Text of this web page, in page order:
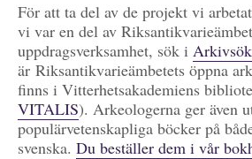
För att ta del av de projekt vi
vi var en del av
uppdragsverksamhet, sök i Arkivsök
är Riksantikvarieämbetets öppna
finns i Vitterhetsakademiens
VITALIS). Arkeologerna ger även
populärvetenskapliga böcker på
svenska. Du beställer dem i vår